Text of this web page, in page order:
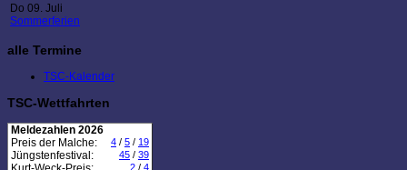
Do 09. Juli
Sommerferien
alle Termine
TSC-Kalender
TSC-Wettfahrten
Meldezahlen 2026
Preis der Malche:
4 / 5 / 19
Jüngstenfestival: 45 / 39
2 / 4